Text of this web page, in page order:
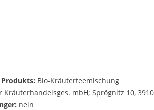
Produkts: Bio-Kräuterteemischung
Kräuterhandelsges. mbH; Sprögnitz 10,
nein